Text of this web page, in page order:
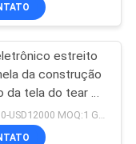
24
estreito
da construção
da tela do tear de
canela